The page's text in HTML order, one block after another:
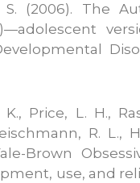
(2006). The
Price, L. H.,
R. L.,
Brown
use, and